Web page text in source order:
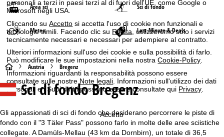
personali a terzi in paesi terzi al di fuori dell'UE, come Google o
Microsoft negli USA.
Cliccando suAccetto si accetta l'uso di cookie non funzionali e
tecnologie simili. Facendo clic su Rifiuta, utilizzeremo solo i servizi
tecnicamente necessari e necessari per adempiere al contratto.
Ulteriori informazioni sull'uso dei cookie e sulla possibilità di farlo.
Può modificare le sue impostazioni nella nostraCookie-Policy
Informazioni riguardanti la responsabilità possono essere
consultate sulle nostre Note legali . Informazioni sull'utilizzo dei dati
personali e i Suoi diritti possono essere consultate qui Privacy
Accetto
Area sci Sci di fondo
Meteo Last-Minute & Deals
H
o
e
Austria Bregenz
Sci di fondo Bregenz
Gli appassionati di sci di fondo che desiderano percorrere le piste di
fondo con il "3 Täler Pass" possono farlo in molte delle aree sciistiche
collegate. A Damüls-Mellau (43 km da Dornbirn), un totale di 36,5